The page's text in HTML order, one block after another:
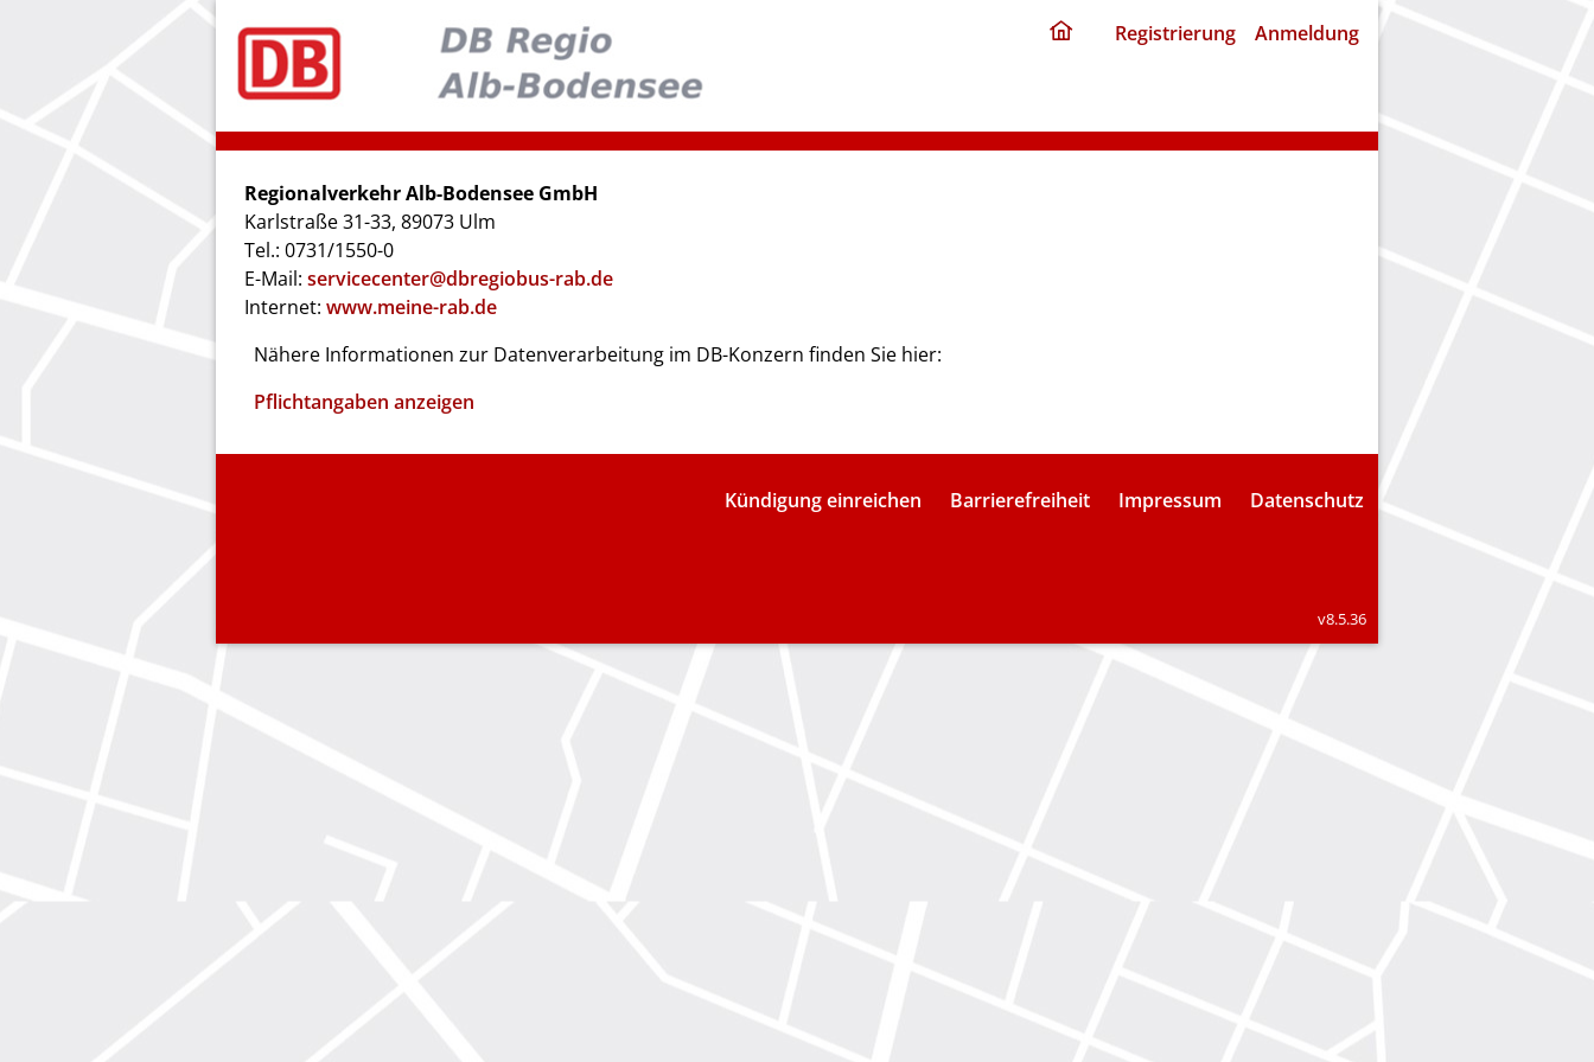
Registrierung Anmeldung
Regionalverkehr Alb-Bodensee GmbH
Karlstraße 31-33, 89073 Ulm
Tel.: 0731/1550-0
E-Mail: servicecenter@dbregiobus-rab.de
Internet: www.meine-rab.de
Nähere Informationen zur Datenverarbeitung im DB-Konzern finden Sie hier:
Pflichtangaben anzeigen
Kündigung einreichen Barrierefreiheit Impressum Datenschutz
v8.5.36